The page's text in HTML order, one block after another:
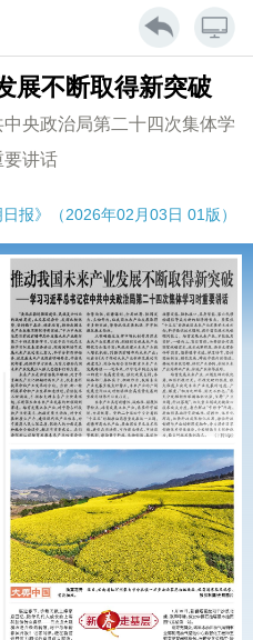
展不断取得新突破
央政治局第二十四次集体学
要讲话
日报》（2026年02月03日 01版）